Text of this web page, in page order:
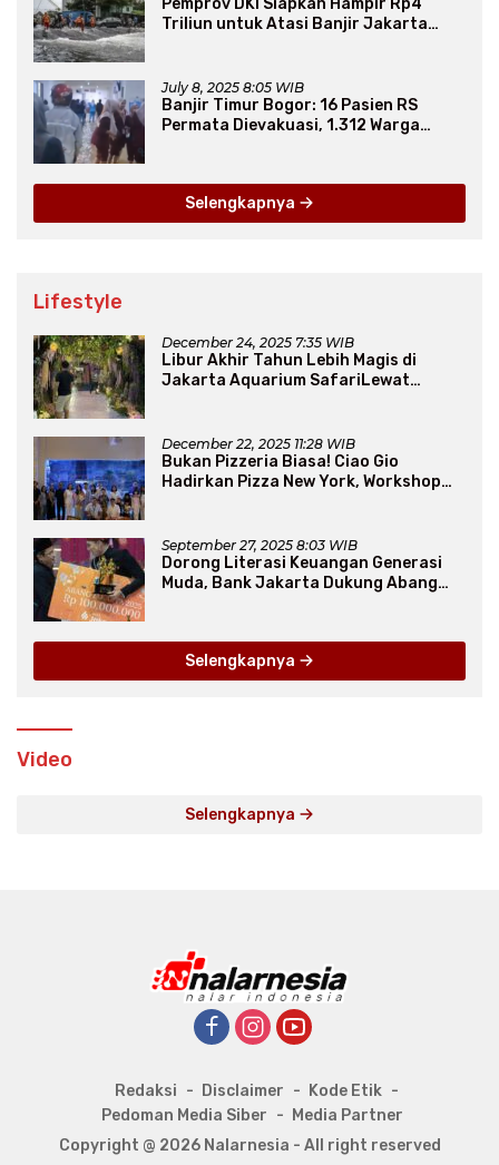
Pemprov DKI Siapkan Hampir Rp4
Triliun untuk Atasi Banjir Jakarta
July 8, 2025 8:05 WIB
Banjir Timur Bogor: 16 Pasien RS
Permata Dievakuasi, 1.312 Warga
Selengkapnya
Lifestyle
December 24, 2025 7:35 WIB
Libur Akhir Tahun Lebih Magis di
Jakarta Aquarium SafariLewat
December 22, 2025 11:28 WIB
Bukan Pizzeria Biasa! Ciao Gio
Hadirkan Pizza New York, Workshop
September 27, 2025 8:03 WIB
Dorong Literasi Keuangan Generasi
Muda, Bank Jakarta Dukung Abang
Selengkapnya
Video
Selengkapnya
Redaksi Disclaimer
Kode Etik
Pedoman Media Siber
Media Partner
Copyright @ 2026 Nalarnesia - All right reserved